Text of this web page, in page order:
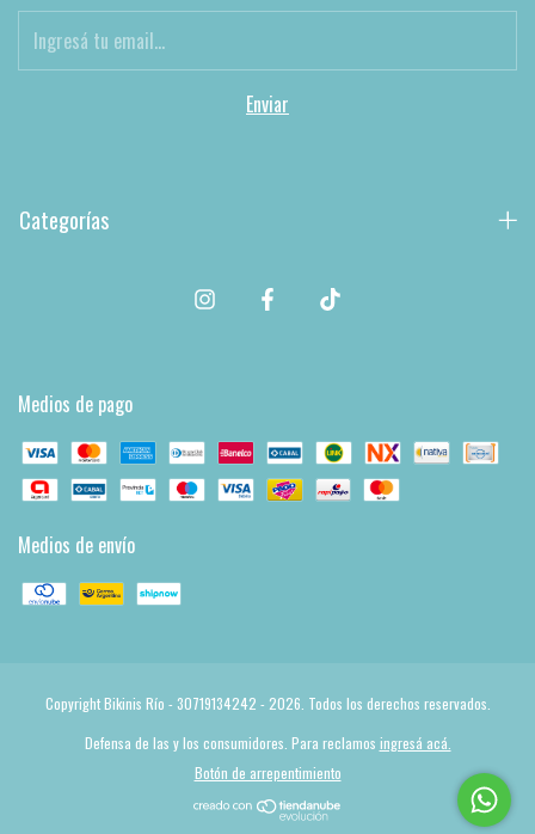
Categorías
Medios de pago
Medios de envío
Copyright Bikinis Río - 30719134242 - 2026. Todos los derechos reservados.
Defensa de las y los consumidores. Para reclamos ingresá acá.
Botón de arrepentimiento